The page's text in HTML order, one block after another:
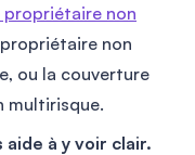
propriétaire non
non
ou la couverture
multirisque.
aide à y voir clair.